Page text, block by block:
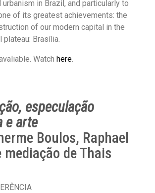
urbanism in Brazil, and particularly to
of its greatest achievements: the
of our modern capital in the
plateau: Brasília.
Watch here.
especulação
e arte
Boulos, Raphael
mediação de Thais